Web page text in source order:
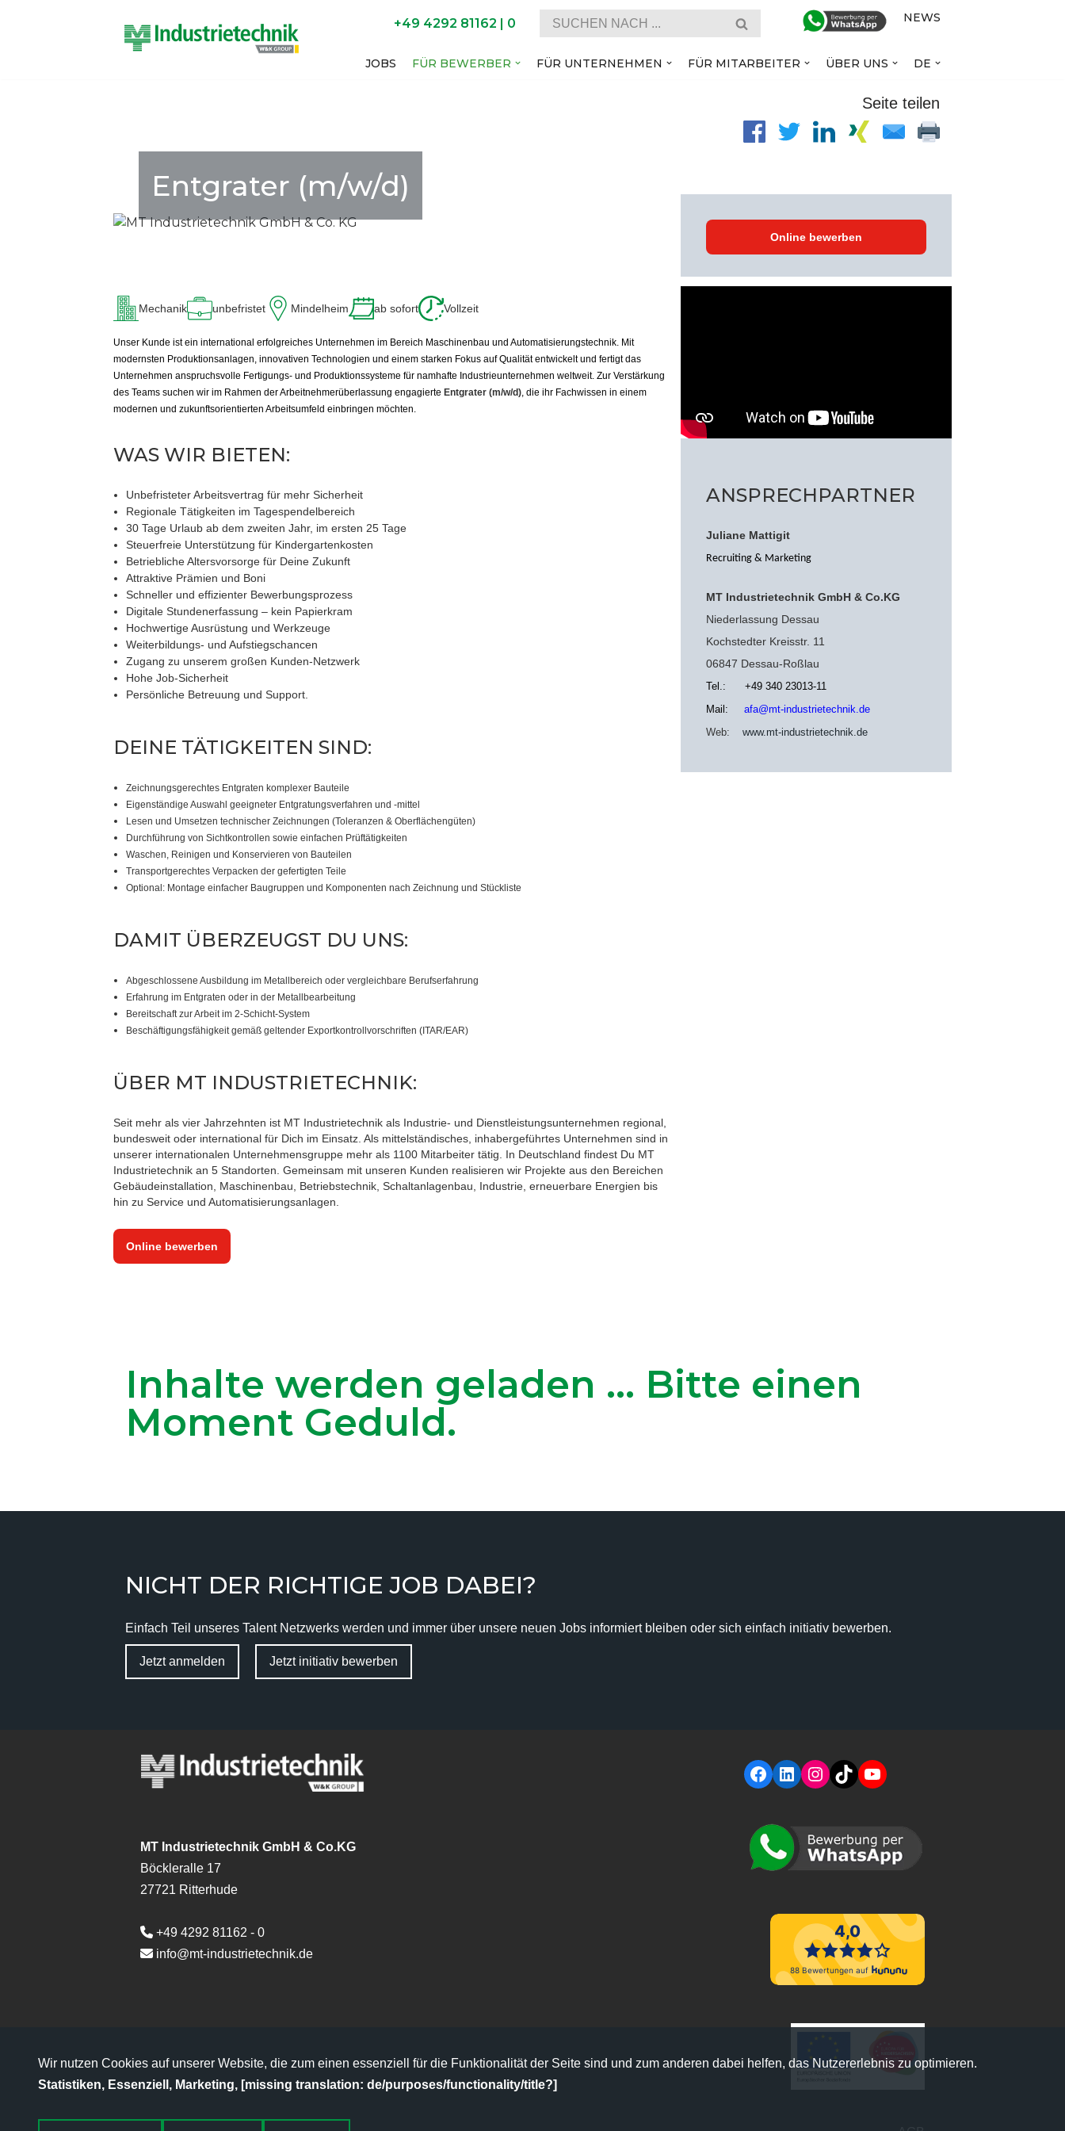
+49 4292 81162 | 0 NEWS
JOBS FÜR BEWERBER FÜR UNTERNEHMEN FÜR MITARBEITER ÜBER UNS DE
Seite teilen
Entgrater (m/w/d)
Mechanik unbefristet Mindelheim ab sofort Vollzeit
Unser Kunde ist ein international erfolgreiches Unternehmen im Bereich Maschinenbau und Automatisierungstechnik. Mit
modernsten Produktionsanlagen, innovativen Technologien und einem starken Fokus auf Qualität entwickelt und fertigt das
Unternehmen anspruchsvolle Fertigungs- und Produktionssysteme für namhafte Industrieunternehmen weltweit. Zur Verstärkung
des Teams suchen wir im Rahmen der Arbeitnehmerüberlassung engagierte Entgrater (m/w/d), die ihr Fachwissen in einem
modernen und zukunftsorientierten Arbeitsumfeld einbringen möchten.
WAS WIR BIETEN:
Unbefristeter Arbeitsvertrag für mehr Sicherheit
Regionale Tätigkeiten im Tagespendelbereich
30 Tage Urlaub ab dem zweiten Jahr, im ersten 25 Tage
Steuerfreie Unterstützung für Kindergartenkosten
Betriebliche Altersvorsorge für Deine Zukunft
Attraktive Prämien und Boni
Schneller und effizienter Bewerbungsprozess
Digitale Stundenerfassung – kein Papierkram
Hochwertige Ausrüstung und Werkzeuge
Weiterbildungs- und Aufstiegschancen
Zugang zu unserem großen Kunden-Netzwerk
Hohe Job-Sicherheit
Persönliche Betreuung und Support.
DEINE TÄTIGKEITEN SIND:
Zeichnungsgerechtes Entgraten komplexer Bauteile
Eigenständige Auswahl geeigneter Entgratungsverfahren und -mittel
Lesen und Umsetzen technischer Zeichnungen (Toleranzen & Oberflächengüten)
Durchführung von Sichtkontrollen sowie einfachen Prüftätigkeiten
Waschen, Reinigen und Konservieren von Bauteilen
Transportgerechtes Verpacken der gefertigten Teile
Optional: Montage einfacher Baugruppen und Komponenten nach Zeichnung und Stückliste
DAMIT ÜBERZEUGST DU UNS:
Abgeschlossene Ausbildung im Metallbereich oder vergleichbare Berufserfahrung
Erfahrung im Entgraten oder in der Metallbearbeitung
Bereitschaft zur Arbeit im 2-Schicht-System
Beschäftigungsfähigkeit gemäß geltender Exportkontrollvorschriften (ITAR/EAR)
ÜBER MT INDUSTRIETECHNIK:
Seit mehr als vier Jahrzehnten ist MT Industrietechnik als Industrie- und Dienstleistungsunternehmen regional,
bundesweit oder international für Dich im Einsatz. Als mittelständisches, inhabergeführtes Unternehmen sind in
unserer internationalen Unternehmensgruppe mehr als 1100 Mitarbeiter tätig. In Deutschland findest Du MT
Industrietechnik an 5 Standorten. Gemeinsam mit unseren Kunden realisieren wir Projekte aus den Bereichen
Gebäudeinstallation, Maschinenbau, Betriebstechnik, Schaltanlagenbau, Industrie, erneuerbare Energien bis
hin zu Service und Automatisierungsanlagen.
Online bewerben
Online bewerben
ANSPRECHPARTNER
Juliane Mattigit
Recruiting & Marketing
MT Industrietechnik GmbH & Co.KG
Niederlassung Dessau
Kochstedter Kreisstr. 11
06847 Dessau-Roßlau
Tel.: +49 340 23013-11
Mail: afa@mt-industrietechnik.de
Web: www.mt-industrietechnik.de
Inhalte werden geladen ... Bitte einen
Moment Geduld.
NICHT DER RICHTIGE JOB DABEI?
Einfach Teil unseres Talent Netzwerks werden und immer über unsere neuen Jobs informiert bleiben oder sich einfach initiativ bewerben.
Jetzt anmelden Jetzt initiativ bewerben
MT Industrietechnik GmbH & Co.KG
Böckleralle 17
27721 Ritterhude
+49 4292 81162 - 0
info@mt-industrietechnik.de
Wir nutzen Cookies auf unserer Website, die zum einen essenziell für die Funktionalität der Seite sind und zum anderen dabei helfen, das Nutzererlebnis zu optimieren.
Statistiken, Essenziell, Marketing, [missing translation: de/purposes/functionality/title?]